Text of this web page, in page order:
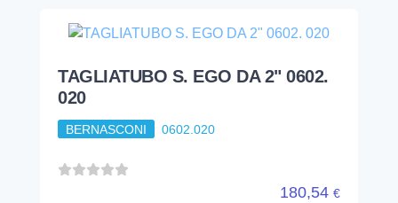
TAGLIATUBO S. EGO DA 2" 0602.
020
BERNASCONI 0602.020
180,54 €